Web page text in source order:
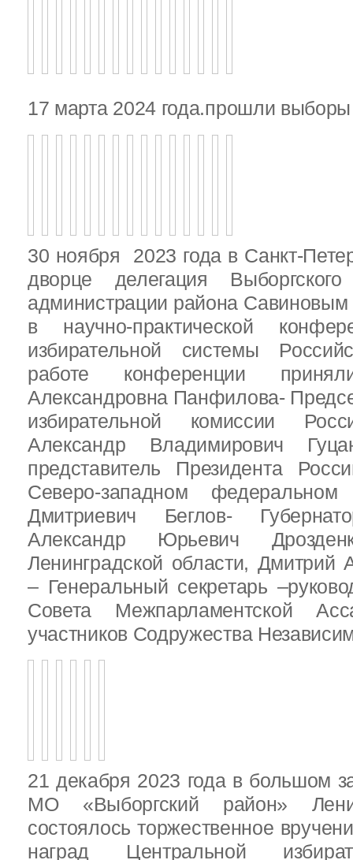
17 марта 2024 года.прошли
30 ноября 2023 года в Санкт-
дворце делегация
администрации района Савиновым
в научно-практической
избирательной системы
работе конференции
Александровна Панфилова-
избирательной комиссии
Александр Владимирович
представитель Президента
Северо-западном федеральном
Дмитриевич Беглов-
Александр Юрьевич
Ленинградской области, Дмитрий
– Генеральный секретарь
Совета Межпарламентской
участников Содружества
21 декабря 2023 года в большом
МО «Выборгский район»
состоялось торжественное
наград Центральной